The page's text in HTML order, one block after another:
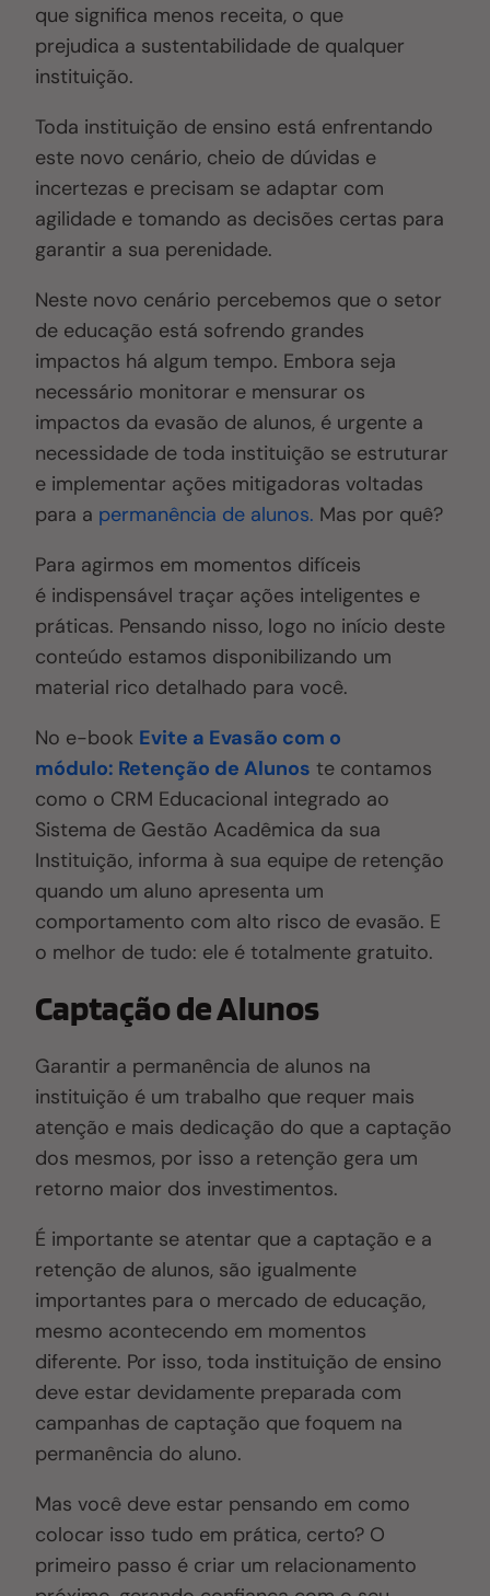
que significa menos receita, o que
prejudica a sustentabilidade de qualquer
instituição.
Toda instituição de ensino está enfrentando
este novo cenário, cheio de dúvidas e
incertezas e precisam se adaptar com
agilidade e tomando as decisões certas para
garantir a sua perenidade.
Neste novo cenário percebemos que o setor
de educação está sofrendo grandes
impactos há algum tempo. Embora seja
necessário monitorar e mensurar os
impactos da evasão de alunos, é urgente a
necessidade de toda instituição se estruturar
e implementar ações mitigadoras voltadas
para a permanência de alunos. Mas por quê?
Para agirmos em momentos difíceis
é indispensável traçar ações inteligentes e
práticas. Pensando nisso, logo no início deste
conteúdo estamos disponibilizando um
material rico detalhado para você.
No e-book Evite a Evasão com o
módulo: Retenção de Alunos te contamos
como o CRM Educacional integrado ao
Sistema de Gestão Acadêmica da sua
Instituição, informa à sua equipe de retenção
quando um aluno apresenta um
comportamento com alto risco de evasão. E
o melhor de tudo: ele é totalmente gratuito.
Captação de Alunos
Garantir a permanência de alunos na
instituição é um trabalho que requer mais
atenção e mais dedicação do que a captação
dos mesmos, por isso a retenção gera um
retorno maior dos investimentos.
É importante se atentar que a captação e a
retenção de alunos, são igualmente
importantes para o mercado de educação,
mesmo acontecendo em momentos
diferente. Por isso, toda instituição de ensino
deve estar devidamente preparada com
campanhas de captação que foquem na
permanência do aluno.
Mas você deve estar pensando em como
colocar isso tudo em prática, certo? O
primeiro passo é criar um relacionamento